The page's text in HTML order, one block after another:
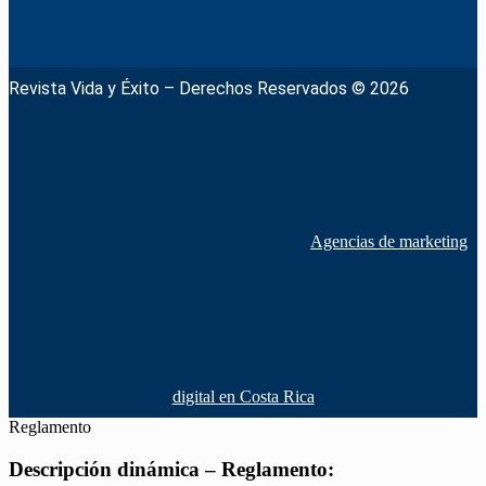
Revista Vida y Éxito – Derechos Reservados © 2026
Agencias de marketing
digital en Costa Rica
Reglamento
Descripción dinámica – Reglamento: